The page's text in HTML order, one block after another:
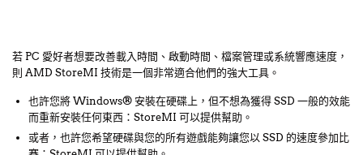
若 PC 愛好者想要改善載入時間、啟動時間、檔案管理或系統響應速度，
則 AMD StoreMI 技術是一個非常適合他們的強大工具。
也許您將 Windows® 安裝在硬碟上，但不想為獲得 SSD 一般的效能
而重新安裝任何東西：StoreMI 可以提供幫助。
或者，也許您希望硬碟與您的所有遊戲能夠讓您以 SSD 的速度參加比